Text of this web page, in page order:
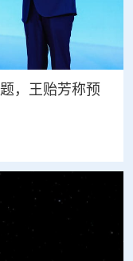
，王贻芳称预